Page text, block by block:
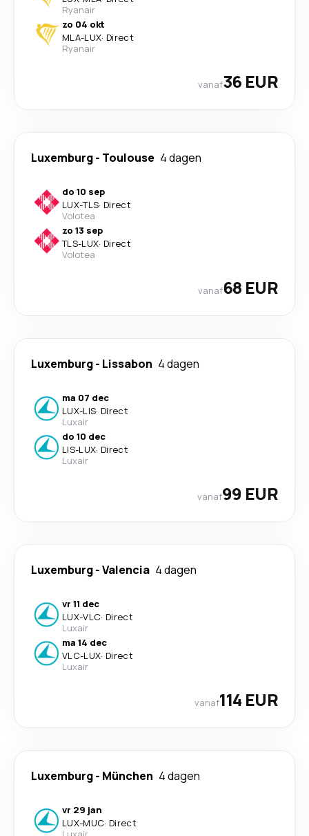
Ryanair
zo 04 okt
MLA-LUX· Direct
Ryanair
vanaf36 EUR
Luxemburg- Toulouse 4 dagen
do 10 sep
LUX-TLS· Direct
Volotea
zo 13 sep
TLS-LUX· Direct
Volotea
vanaf68 EUR
Luxemburg- Lissabon 4 dagen
ma 07 dec
LUX-LIS· Direct
Luxair
do 10 dec
LIS-LUX· Direct
Luxair
vanaf99 EUR
Luxemburg-Valencia 4 dagen
vr 11 dec
LUX-VLC· Direct
Luxair
ma 14 dec
VLC-LUX· Direct
Luxair
vanaf114 EUR
Luxemburg- München 4 dagen
vr 29 jan
LUX-MUC· Direct